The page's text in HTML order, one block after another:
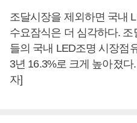
조달시장을 제외하면 국내
수요잠식은 더 심각하다. 조
들의 국내 LED조명 시장점
3년 16.3%로 크게 높아졌다
자]